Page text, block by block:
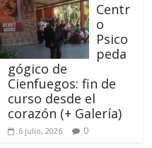
Centr
o
Psico
peda
gógico de
Cienfuegos: fin de
curso desde el
corazón (+ Galería)
6 julio, 2026 0